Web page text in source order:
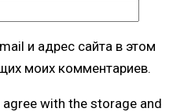
и адрес сайта в этом
моих комментариев.
with the storage and